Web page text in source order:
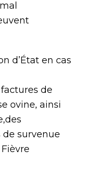
d’État en cas
de
ovine, ainsi
des
de survenue